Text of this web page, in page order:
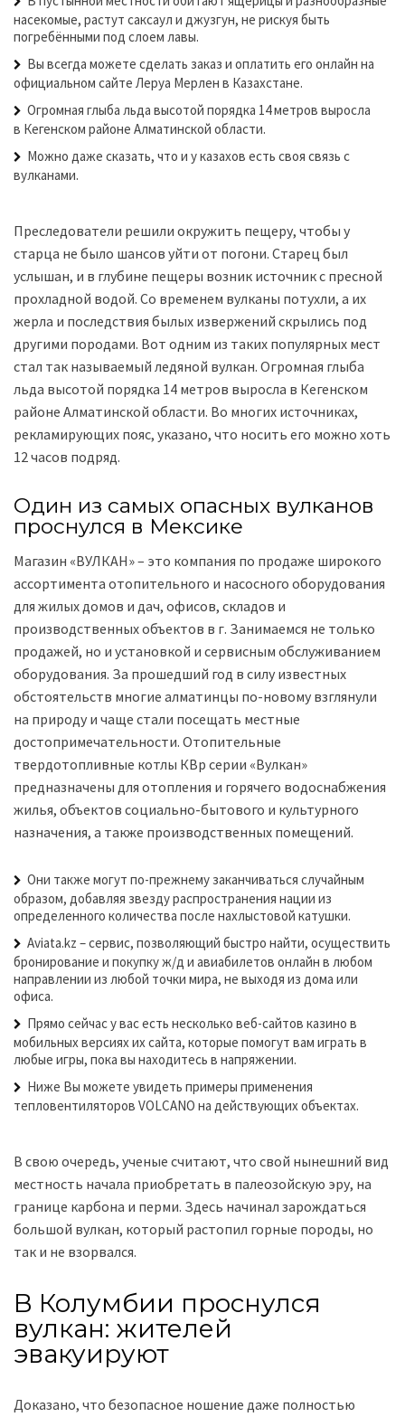
насекомые, растут саксаул и джузгун, не рискуя быть
погребёнными под слоем лавы.
Вы всегда можете сделать заказ и оплатить его онлайн на
официальном сайте Леруа Мерлен в Казахстане.
Огромная глыба льда высотой порядка 14 метров выросла
в Кегенском районе Алматинской области.
Можно даже сказать, что и у казахов есть своя связь с
вулканами.
Преследователи решили окружить пещеру, чтобы у
старца не было шансов уйти от погони. Старец был
услышан, и в глубине пещеры возник источник с пресной
прохладной водой. Со временем вулканы потухли, а их
жерла и последствия былых извержений скрылись под
другими породами. Вот одним из таких популярных мест
стал так называемый ледяной вулкан. Огромная глыба
льда высотой порядка 14 метров выросла в Кегенском
районе Алматинской области. Во многих источниках,
рекламирующих пояс, указано, что носить его можно хоть
12 часов подряд.
Один из самых опасных вулканов
проснулся в Мексике
Магазин «ВУЛКАН» – это компания по продаже широкого
ассортимента отопительного и насосного оборудования
для жилых домов и дач, офисов, складов и
производственных объектов в г. Занимаемся не только
продажей, но и установкой и сервисным обслуживанием
оборудования. За прошедший год в силу известных
обстоятельств многие алматинцы по-новому взглянули
на природу и чаще стали посещать местные
достопримечательности. Отопительные
твердотопливные котлы КВр серии «Вулкан»
предназначены для отопления и горячего водоснабжения
жилья, объектов социально-бытового и культурного
назначения, а также производственных помещений.
Они также могут по-прежнему заканчиваться случайным
образом, добавляя звезду распространения нации из
определенного количества после нахлыстовой катушки.
Aviata.kz – сервис, позволяющий быстро найти, осуществить
бронирование и покупку ж/д и авиабилетов онлайн в любом
направлении из любой точки мира, не выходя из дома или
офиса.
Прямо сейчас у вас есть несколько веб-сайтов казино в
мобильных версиях их сайта, которые помогут вам играть в
любые игры, пока вы находитесь в напряжении.
Ниже Вы можете увидеть примеры применения
тепловентиляторов VOLCANO на действующих объектах.
В свою очередь, ученые считают, что свой нынешний вид
местность начала приобретать в палеозойскую эру, на
границе карбона и перми. Здесь начинал зарождаться
большой вулкан, который растопил горные породы, но
так и не взорвался.
В Колумбии проснулся
вулкан: жителей
эвакуируют
Доказано, что безопасное ношение даже полностью